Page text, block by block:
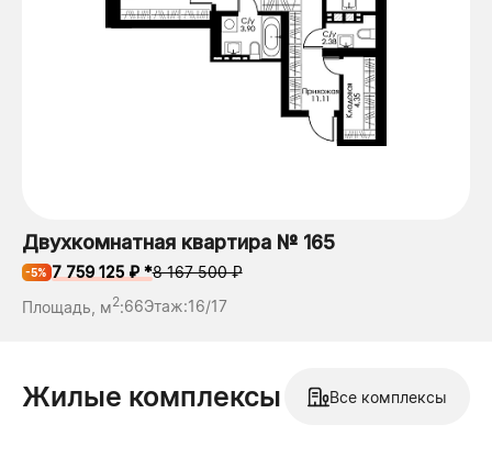
Двухкомнатная квартира № 165
-5% 7 759 125 ₽ *8 167 500 ₽
Площадь, м2:66Этаж:16/17
Жилые комплексы Все комплексы